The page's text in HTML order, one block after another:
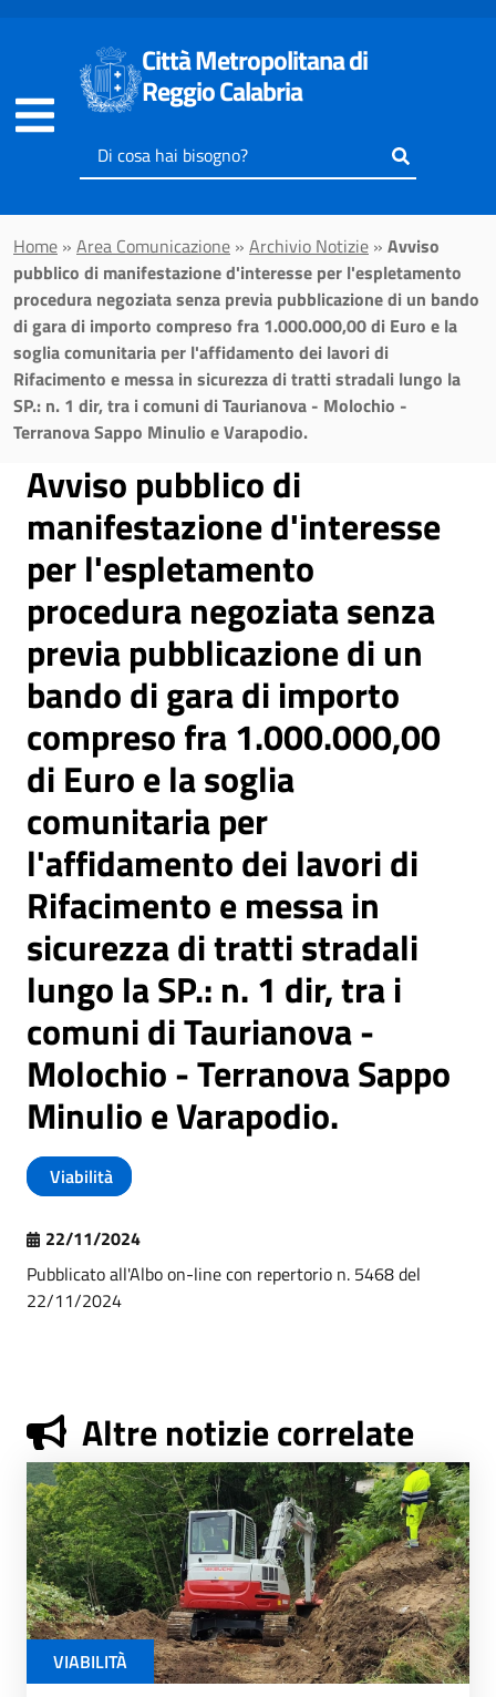
Città Metropolitana di
Reggio Calabria
Inserisci
il
cercare
Home » Area Comunicazione » Archivio Notizie » Avviso
pubblico di manifestazione d'interesse per l'espletamento
procedura negoziata senza previa pubblicazione di un bando
di gara di importo compreso fra 1.000.000,00 di Euro e la
soglia comunitaria per l'affidamento dei lavori di
Rifacimento e messa in sicurezza di tratti stradali lungo la
SP.: n. 1 dir, tra i comuni di Taurianova - Molochio -
Terranova Sappo Minulio e Varapodio.
Avviso pubblico di
manifestazione d'interesse
per l'espletamento
procedura negoziata senza
previa pubblicazione di un
bando di gara di importo
compreso fra 1.000.000,00
di Euro e la soglia
comunitaria per
l'affidamento dei lavori di
Rifacimento e messa in
sicurezza di tratti stradali
lungo la SP.: n. 1 dir, tra i
comuni di Taurianova -
Molochio - Terranova Sappo
Minulio e Varapodio.
Viabilità
22/11/2024
Pubblicato all'Albo on-line con repertorio n. 5468 del
22/11/2024
Altre notizie correlate
VIABILITÀ